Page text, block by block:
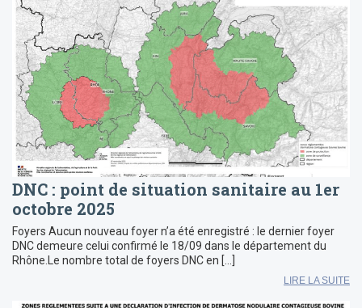
DNC : point de situation sanitaire au 1er
octobre 2025
Foyers Aucun nouveau foyer n’a été enregistré : le dernier foyer
DNC demeure celui confirmé le 18/09 dans le département du
Rhône.Le nombre total de foyers DNC en […]
LIRE LA SUITE